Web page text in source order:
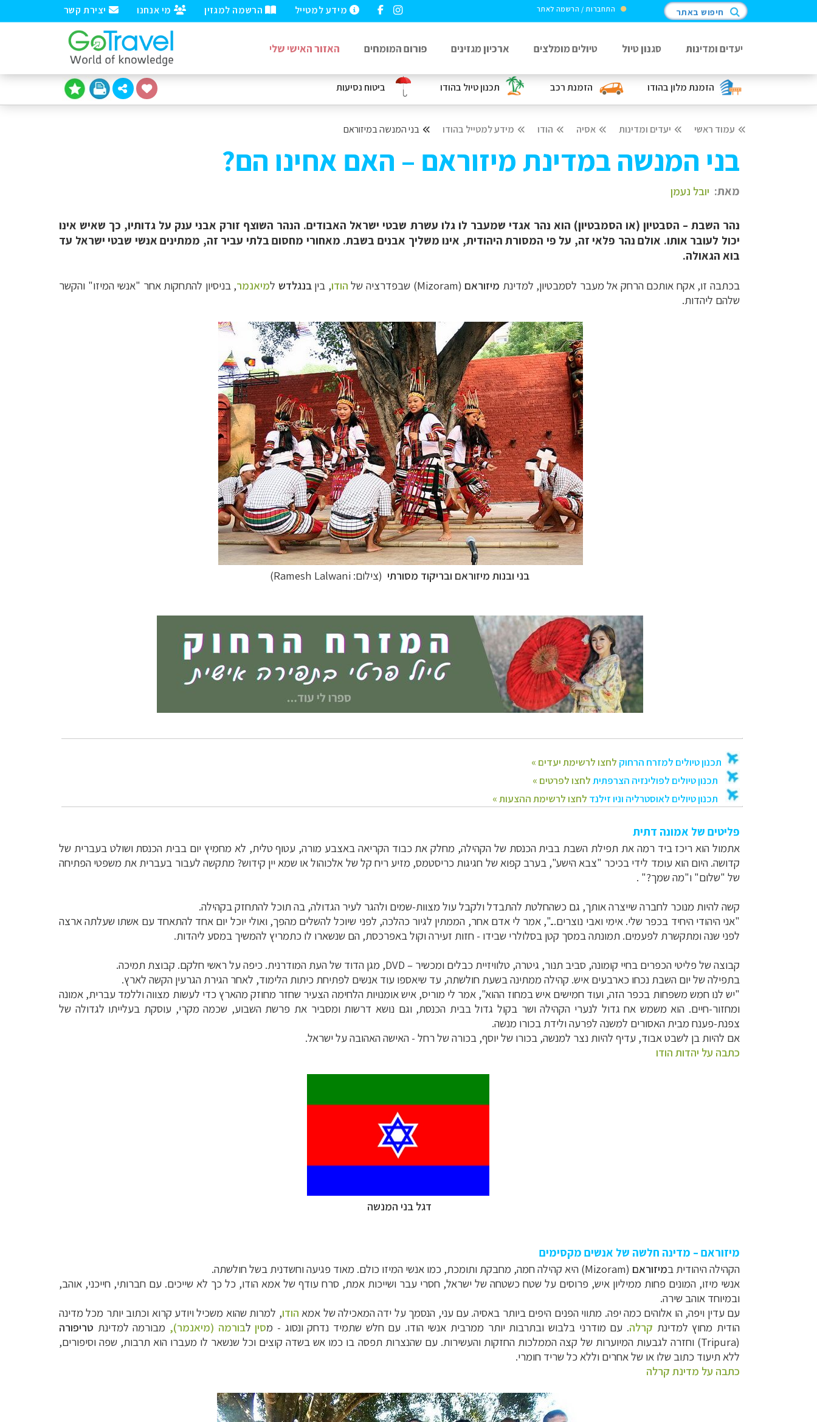
הזמנת מלוןבהודו הזמנת רכב תכנון טיול בהודו ביטוח נסיעות
יצירת קשר מי אנחנו הרשמה למגזין מידע למטייל התחברות / הרשמה לאתר חיפוש באתר
יעדים ומדינות סגנון טיול טיולים מומלצים ארכיון מגזינים פורום המומחים האזור האישי שלי
עמוד ראשי יעדים ומדינות אסיה הודו מידע למטייל בהודו בני המנשה במיזוראם
בני המנשה במדינת מיזוראם – האם אחינו הם?
מאת: יובל נעמן
נהר השבת – הסבטיון (או הסמבטיון) הוא נהר אגדי שמעבר לו גלו עשרת שבטי ישראל האבודים. הנהר השוצף זורק אבני ענק על גדותיו, כך שאיש אינו
יכול לעובר אותו. אולם נהר פלאי זה, על פי המסורת היהודית, אינו משליך אבנים בשבת. מאחורי מחסום בלתי עביר זה, ממתינים אנשי שבטי ישראל עד
בוא הגאולה.
בכתבה זו, אקח אותכם הרחק אל מעבר לסמבטיון, למדינת מיזוראם (
Mizoram) שבפדרציה של הודו, ביןבנגלדש למיאנמר, בניסיון להתחקות אחר "אנשי המיזו" והקשר
שלהם ליהדות.
בני ובנות מיזוראם ובריקוד מסורתי (צילום: Ramesh Lalwani)
תכנוןטיולים למזרח הרחוק
לחצו לרשימת יעדים »
תכנוןטיולים לפולינזיה הצרפתית
לחצו לפרטים »
תכנוןטיולים לאוסטרליה וניו זילנדלחצו לרשימת ההצעות »
פליטים של אמונה דתית
אתמול הוא ריכז ביד רמה את תפילת השבת בבית הכנסת של הקהילה, מחלק את כבוד הקריאה באצבע מורה, עטוף טלית, לא מחמיץ יום בבית הכנסת ושולט בעברית של
קדושה.היום הוא עומד לידי בכיכר "צבא הישע", בערב קפוא של חגיגות כריסטמס, מזיע ריח קל של אלכוהול או שמא יין קידוש? מתקשה לעבור בעברית את משפטי הפתיחה
של "שלום" ו"מה שמך?"
.
קשה להיות מנוכר לחברה שייצרה אותך, גם כשהחלטת להתבדל ולקבל עול מצוות-שמים ולהגר לעיר הגדולה, בה תוכל להתחזק בקהילה.
"אני היהודי היחיד בכפר שלי. אימי ואבי נוצרים...", אמר לי אדם אחר, הממתין לגיור כהלכה, לפני שיוכל להשלים מהפך, ואולי יוכל יום אחד להתאחד עם אשתו שעלתה ארצה
לפני שנה ומתקשרת לפעמים. תמונתה במסך קטן בסלולרי שבידו - חזות זעירה וקול באפרכסת, הם שנשארו לו כתמריץ להמשיך במסע ליהדות.
קבוצה של פליטי הכפרים בחיי קומונה, סביב תנור, גיטרה, טלוויזיית כבלים ומכשיר DVD –, מגן הדוד של העת המודרנית. כיפה על ראשי חלקם. קבוצת תמיכה.
בתפילה של יום השבת נכחו כארבעים איש. קהילה ממתינה בשעת חולשתה, עד שיאספו עוד אנשים לפתיחת כיתות הלימוד, לאחר הגירת הגרעין הקשה לארץ.
"יש לנו חמש משפחות בכפר הזה, ועוד חמישים איש במחוז ההוא", אמר לי מוריס, איש אומנויות הלחימה הצעיר שחזר מחוזק מהארץ כדי לעשות מצווה וללמד עברית, אמונה
ומחזור-חיים. הוא משמש אח גדול לנערי הקהילה ושר בקול גדול בבית הכנסת, וגם נושא דרשות ומסביר את פרשת השבוע, שכמה מקרי, עוסקת בעלייתו לגדולה של
צפנת-פענח מבית האסורים למשנה לפרעה ולידת בכורו מנשה.
אם להיות בן לשבט אבוד, עדיף להיות נצר למנשה, בכורו של יוסף, בכורה של רחל - האישה האהובה על ישראל.
כתבה על יהדות הודו
דגל בני המנשה
מיזוראם – מדינה חלשה של אנשים מקסימים
הקהילה היהודית במיזוראם (Mizoram) היא קהילה חמה, מחבקת ותומכת, כמו אנשי המיזו כולם. מאוד פגיעה וחשדנית בשל חולשתה.
אנשי מיזו, המונים פחות ממיליון איש, פרוסים על שטח כשטחה של ישראל, חסרי עבר ושייכות אמת, סרח עודף של אמא הודו, כל כך לא שייכים. עם חברותי, חייכני, אוהב,
ובמיוחד אוהב שירה.
עם עדין ויפה, הו אלוהים כמה יפה. מתווי הפנים היפים ביותר באסיה. עם עני, הנסמך על ידה המאכילה של אמא הודו, למרות שהוא משכיל ויודע קרוא וכתוב יותר מכל מדינה
הודית מחוץ למדינת קרלה. עם מודרני בלבוש ובתרבות יותר ממרבית אנשי הודו. עם חלש שתמיד נדחק ונסוג - מסיןלבורמה (מיאנמר), מבורמה למדינת טריפורה
(
Tripura) וחזרה לגבעות המיוערות של קצה הממלכות החזקות והעשירות. עם שהנצרות תפסה בו כמו אש בשדה קוצים וכל שנשאר לו מעברו הוא תרבות, שפה וסיפורים,
ללא תיעוד כתוב שלו או של אחרים וללא כל שריד חומרי.
כתבה על מדינת קרלה